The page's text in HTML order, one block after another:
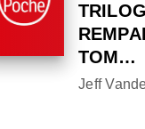
TOM…
Jeff